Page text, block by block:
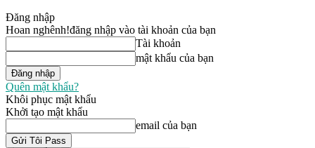
Đăng nhập
Hoan nghênh!đăng nhập vào tài khoản của bạn
Tài khoản
mật khẩu của bạn
Quên mật khẩu?
Khôi phục mật khẩu
Khởi tạo mật khẩu
email của bạn